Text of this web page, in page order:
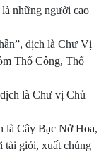
những người cao
dịch là Chư Vị
Thổ Công, Thổ
là Chư vị Chủ
là Cây Bạc Nở Hoa,
tài giỏi, xuất chúng